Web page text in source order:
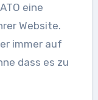
eine
Website.
immer auf
dass es zu